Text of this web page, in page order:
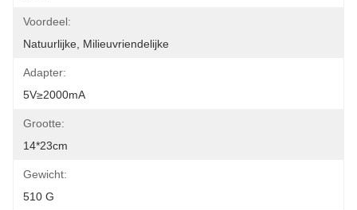
Voordeel:
Natuurlijke, Milieuvriendelijke
Adapter:
5V≥2000mA
Grootte:
14*23cm
Gewicht:
510 G